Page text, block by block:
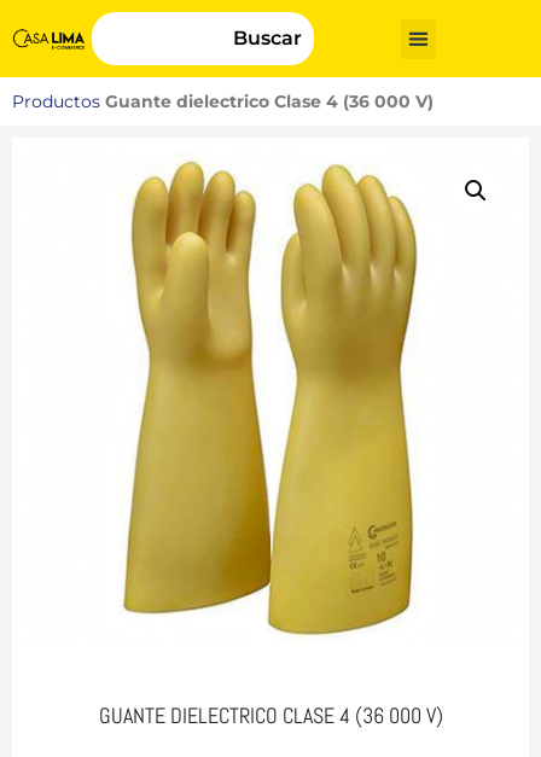
Buscar
Productos Guante dielectrico Clase 4 (36 000 V)
GUANTE DIELECTRICO CLASE 4 (36 000 V)